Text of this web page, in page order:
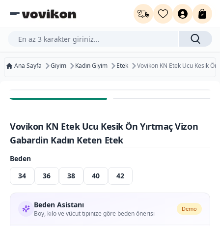
Ürün, kategori veya marka ara...
Ana Sayfa Giyim Kadın Giyim Etek Vovikon KN Etek Ucu Kesik
Ücretsiz Kargo
Ücretsiz İade
Vovikon KN Etek Ucu Kesik Ön Yırtmaç Vizon
Gabardin Kadın Keten Etek
Beden
34
36 38 40 42
Beden Asistanı
Boy, kilo ve vücut tipinize göre beden önerisi
Demo